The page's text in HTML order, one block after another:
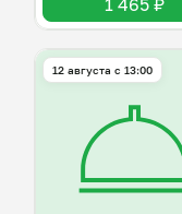
1 465 ₽
12 августа с 13:00